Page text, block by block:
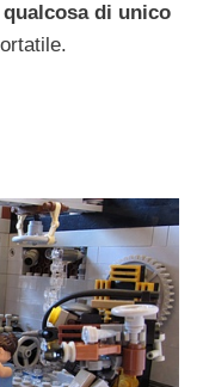
qualcosa di unico